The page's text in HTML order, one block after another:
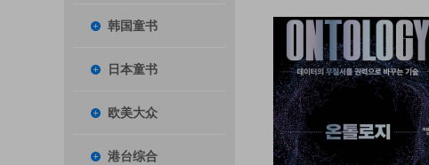
韩国童书
日本童书
欧美大众
港台综合